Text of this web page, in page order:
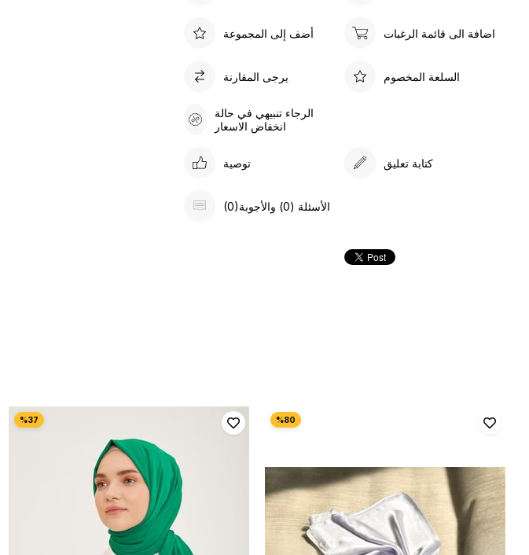
أضف إلى المجموعة اضافة الى قائمة الرغبات
يرجى المقارنة السلعة المخصوم
الرجاء تنبيهي في حالة
انخفاض الاسعار
توصية كتابة تعليق
(0)الأسئلة (0) والأجوبة